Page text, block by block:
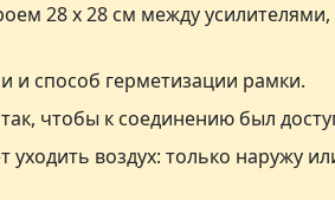
28 х 28 см между
способ герметизации рамки.
чтобы к соединению был
уходить воздух: только наружу